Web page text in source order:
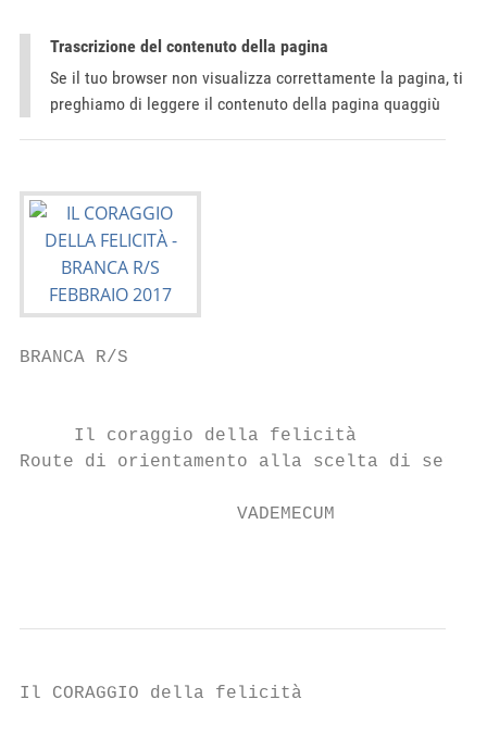
Trascrizione del contenuto della pagina
Se il tuo browser non visualizza correttamente la pagina, ti
preghiamo di leggere il contenuto della pagina quaggiù
BRANCA R/S
     Il coraggio della felicità
Route di orientamento alla scelta di
                    VADEMECUM
Il CORAGGIO della felicità